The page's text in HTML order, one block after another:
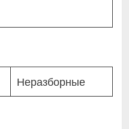
Неразборные